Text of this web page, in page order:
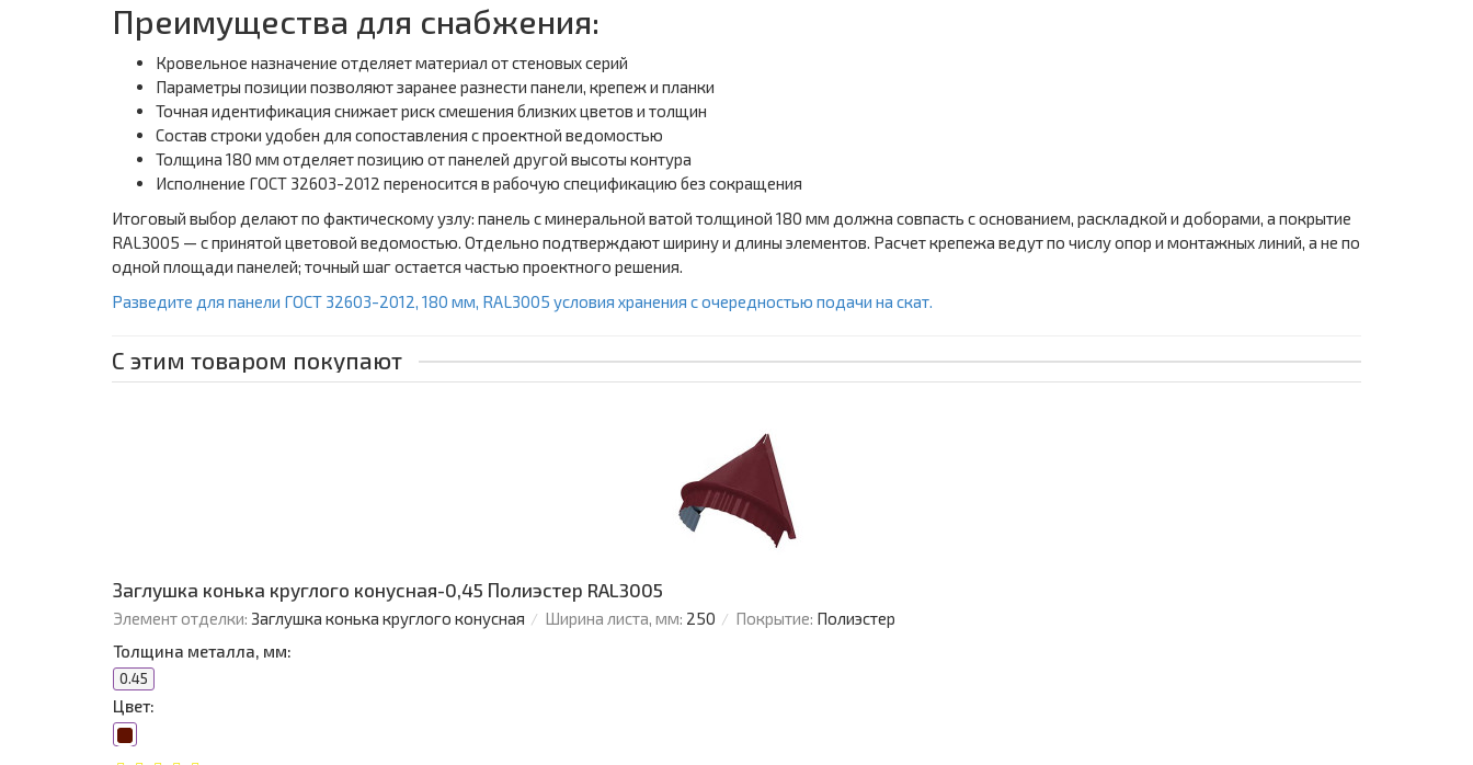
Преимущества для снабжения:
Кровельное назначение отделяет материал от стеновых серий
Параметры позиции позволяют заранее разнести панели, крепеж и планки
Точная идентификация снижает риск смешения близких цветов и толщин
Состав строки удобен для сопоставления с проектной ведомостью
Толщина 180 мм отделяет позицию от панелей другой высоты контура
Исполнение ГОСТ 32603-2012 переносится в рабочую спецификацию без сокращения
Итоговый выбор делают по фактическому узлу: панель с минеральной ватой толщиной 180 мм должна совпасть с основанием, раскладкой и доборами, а покрытие
RAL3005 — с принятой цветовой ведомостью. Отдельно подтверждают ширину и длины элементов. Расчет крепежа ведут по числу опор и монтажных линий, а не по
одной площади панелей; точный шаг остается частью проектного решения.
Разведите для панели ГОСТ 32603-2012, 180 мм, RAL3005 условия хранения с очередностью подачи на скат.
С этим товаром покупают
Заглушка конька круглого конусная-0,45 Полиэстер RAL3005
Элемент отделки: Заглушка конька круглого конусная Ширина листа, мм: 250 Покрытие: Полиэстер
Толщина металла, мм:
0.45
Цвет: